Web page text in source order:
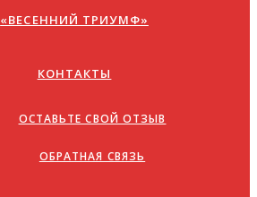
«ВЕСЕННИЙ ТРИУМФ»
КОНТАКТЫ
ОСТАВЬТЕ СВОЙ ОТЗЫВ
ОБРАТНАЯ СВЯЗЬ